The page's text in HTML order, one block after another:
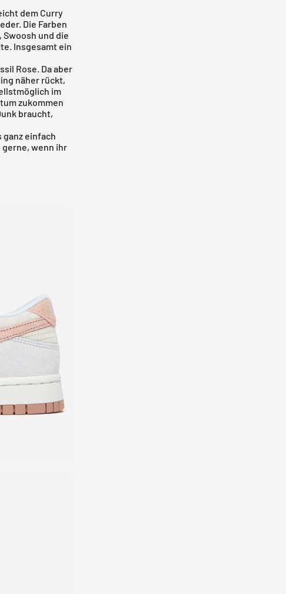
dem Curry
Die Farben
und die
Insgesamt ein
Rose. Da aber
näher rückt,
im
zukommen
braucht,
einfach
wenn ihr